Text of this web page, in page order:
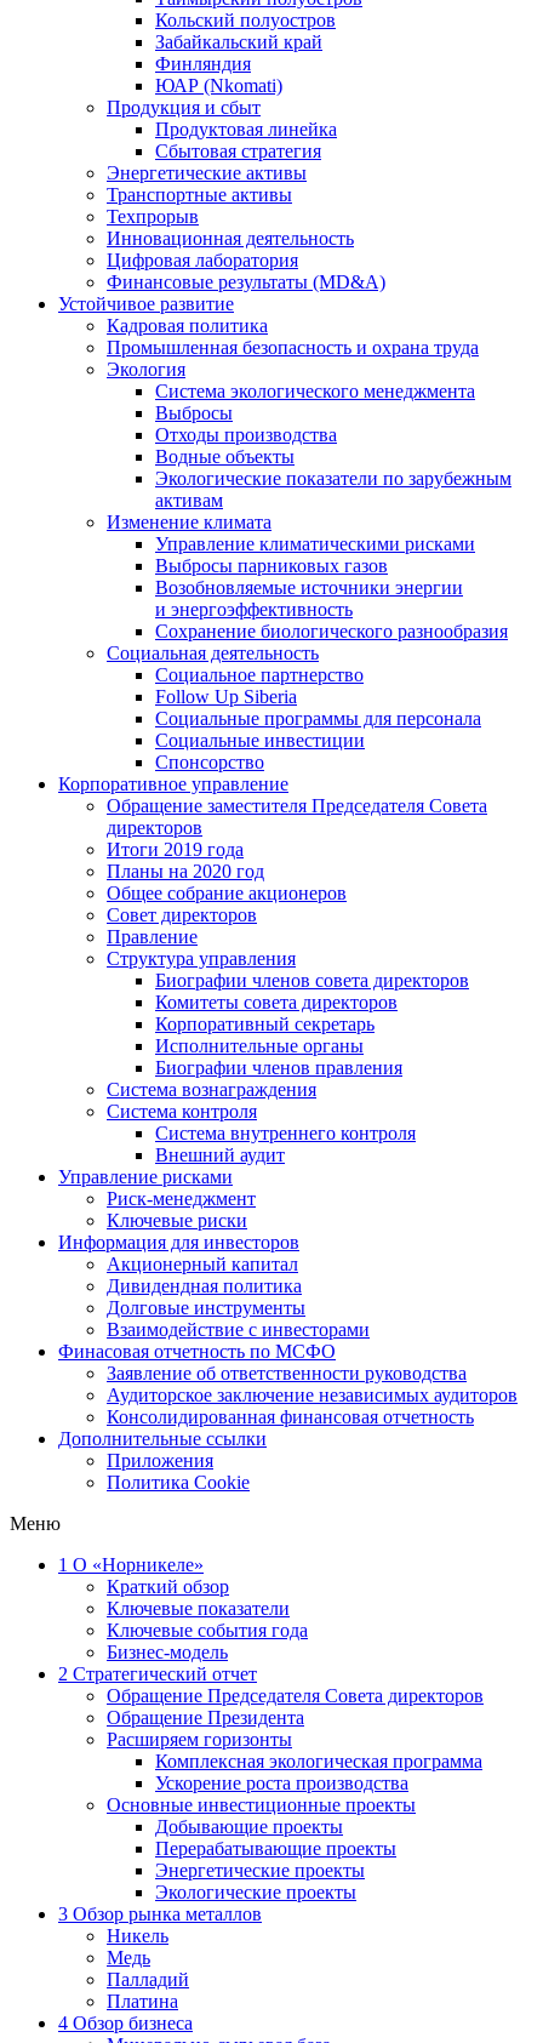
Кольский полуостров
Забайкальский край
Финляндия
ЮАР (Nkomati)
Продукция и сбыт
Продуктовая линейка
Сбытовая стратегия
Энергетические активы
Транспортные активы
Техпрорыв
Инновационная деятельность
Цифровая лаборатория
Финансовые результаты (MD&A)
Устойчивое развитие
Кадровая политика
Промышленная безопасность и охрана труда
Экология
Система экологического менеджмента
Выбросы
Отходы производства
Водные объекты
Экологические показатели по зарубежным
активам
Изменение климата
Управление климатическими рисками
Выбросы парниковых газов
Возобновляемые источники энергии
и энергоэффективность
Сохранение биологического разнообразия
Социальная деятельность
Социальное партнерство
Follow Up Siberia
Социальные программы для персонала
Социальные инвестиции
Спонсорство
Корпоративное управление
Обращение заместителя Председателя Совета
директоров
Итоги 2019 года
Планы на 2020 год
Общее собрание акционеров
Совет директоров
Правление
Структура управления
Биографии членов совета директоров
Комитеты совета директоров
Корпоративный секретарь
Исполнительные органы
Биографии членов правления
Система вознаграждения
Система контроля
Система внутреннего контроля
Внешний аудит
Управление рисками
Риск-менеджмент
Ключевые риски
Информация для инвесторов
Акционерный капитал
Дивидендная политика
Долговые инструменты
Взаимодействие с инвеcторами
Финасовая отчетность по МСФО
Заявление об ответственности руководства
Аудиторское заключение независимых аудиторов
Консолидированная финансовая отчетность
Дополнительные ссылки
Приложения
Политика Cookie
Меню
1 О «Норникеле»
Краткий обзор
Ключевые показатели
Ключевые события года
Бизнес-модель
2 Стратегический отчет
Обращение Председателя Совета директоров
Обращение Президента
Расширяем горизонты
Комплексная экологическая программа
Ускорение роста производства
Основные инвестиционные проекты
Добывающие проекты
Перерабатывающие проекты
Энергетические проекты
Экологические проекты
3 Обзор рынка металлов
Никель
Медь
Палладий
Платина
4 Обзор бизнеса